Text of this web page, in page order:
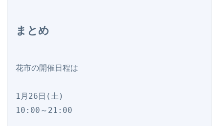
まとめ
花市の開催日程は
1月26日(土)
10:00～21:00